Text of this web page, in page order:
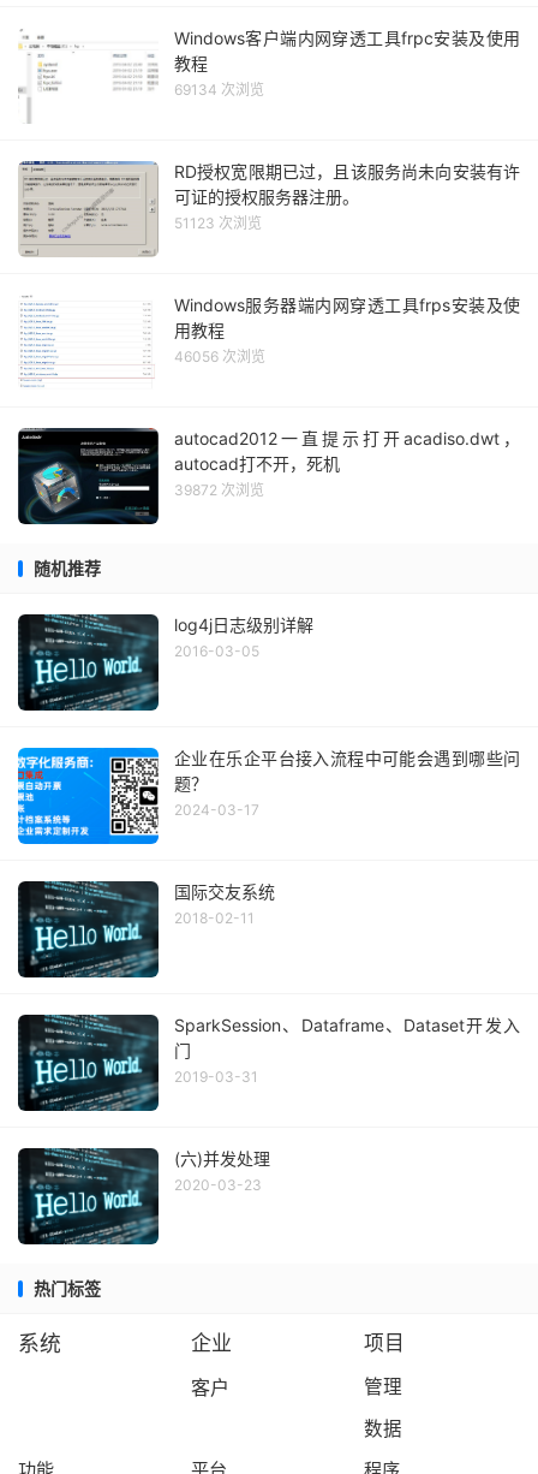
Windows客户端内网穿透工具frpc安装及使用
教程
69134 次浏览
RD授权宽限期已过，且该服务尚未向安装有许
可证的授权服务器注册。
51123 次浏览
Windows服务器端内网穿透工具frps安装及使
用教程
46056 次浏览
autocad2012一直提示打开acadiso.dwt，
autocad打不开，死机
39872 次浏览
随机推荐
log4j日志级别详解
2016-03-05
企业在乐企平台接入流程中可能会遇到哪些问
题？
2024-03-17
国际交友系统
2018-02-11
SparkSession、Dataframe、Dataset开发入
门
2019-03-31
(六)并发处理
2020-03-23
热门标签
系统 企业
项目
客户
管理
数据